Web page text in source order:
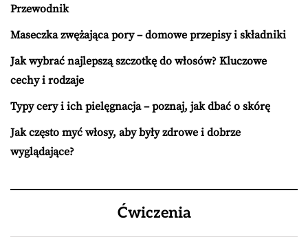
Przewodnik
Maseczka zwężająca pory – domowe przepisy i składniki
Jak wybrać najlepszą szczotkę do włosów? Kluczowe
cechy i rodzaje
Typy cery i ich pielęgnacja – poznaj, jak dbać o skórę
Jak często myć włosy, aby były zdrowe i dobrze
wyglądające?
Ćwiczenia